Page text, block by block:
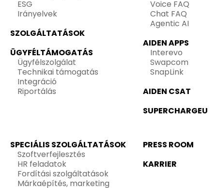
ESG
Irányelvek
SZOLGÁLTATÁSOK
ÜGYFÉLTÁMOGATÁS
Ügyfélszolgálat
Technikai támogatás
Integráció
Riportálás
Voice FAQ
Chat FAQ
Agentic AI
AIDEN APPS
Interevo
Swapcom
SnapLink
AIDEN CSAT
SUPERCHARGEU
SPECIÁLIS SZOLGÁLTATÁSOK
Szoftverfejlesztés
HR feladatok
Fordítási szolgáltatások
Márkaépítés, marketing
PRESS ROOM
KARRIER